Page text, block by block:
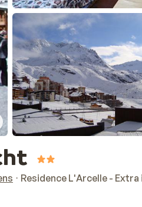
Residence L'Arcelle -